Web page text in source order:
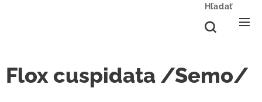
Hľadať
Flox cuspidata /Semo/